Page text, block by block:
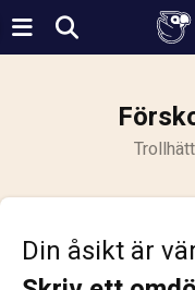
Din åsikt är